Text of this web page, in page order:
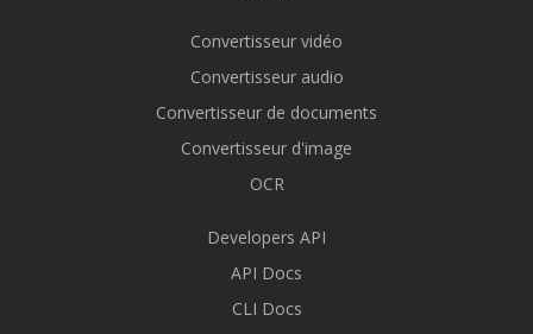
Convertisseur vidéo
Convertisseur audio
Convertisseur de documents
Convertisseur d'image
OCR
Developers API
API Docs
CLI Docs